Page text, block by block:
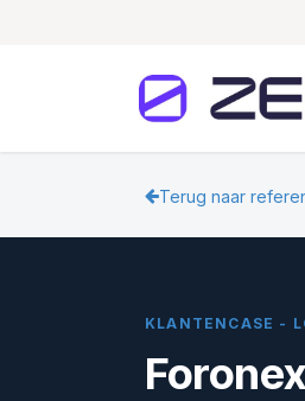
Terug naar
KLANTENCASE -
Foronex